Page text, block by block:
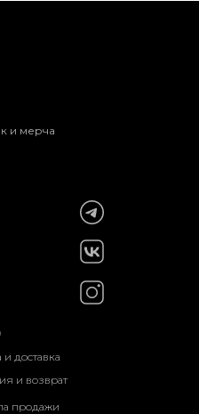
и доставка
и мерча
и возврат
продажи